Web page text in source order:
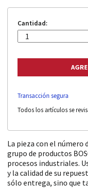
Cantidad:
Transacción segura
Todos los artículos se
La pieza con el número
grupo de productos
procesos industriales.
y la calidad de su
sólo entrega, sino que